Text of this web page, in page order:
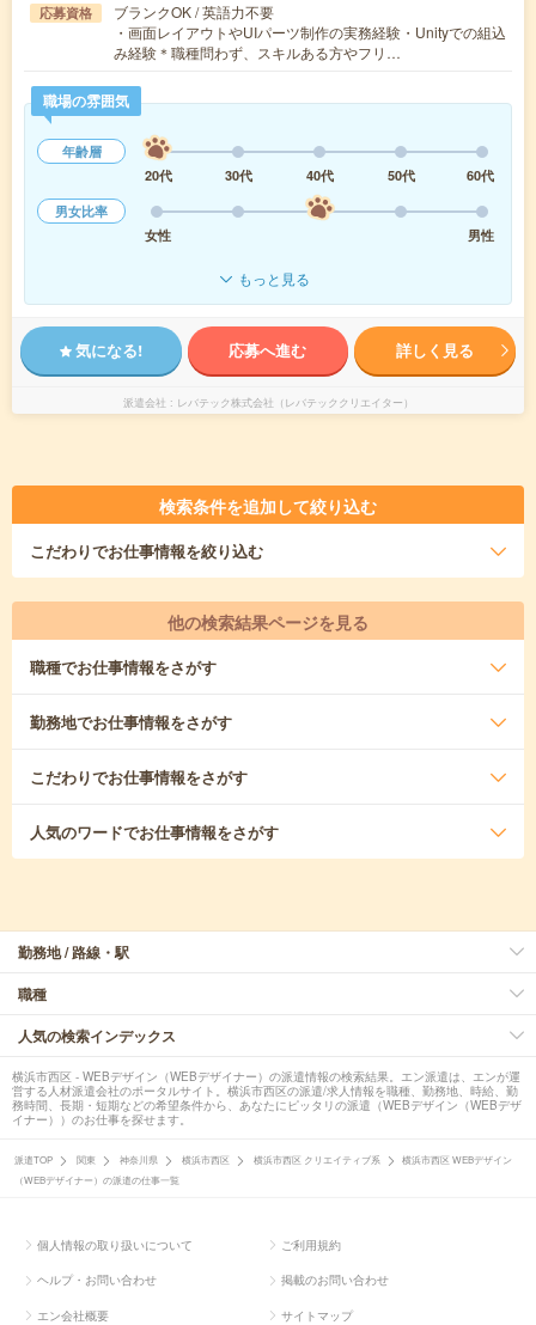
応募資格
ブランクOK / 英語力不要
・画面レイアウトやUIパーツ制作の実務経験・Unityでの組込
み経験＊職種問わず、スキルある方やフリ…
職場の雰囲気
年齢層
20代
30代 40代 50代
60代
男女比率
女性
男性
もっと見る
気になる! 応募へ進む 詳しく見る
派遣会社 レバテック株式会社（レバテッククリエイター）
検索条件を追加して絞り込む
こだわりでお仕事情報を絞り込む
他の検索結果ページを見る
職種でお仕事情報をさがす
勤務地でお仕事情報をさがす
こだわりでお仕事情報をさがす
人気のワードでお仕事情報をさがす
勤務地 / 路線・駅
職種
人気の検索インデックス
横浜市西区 - WEBデザイン（WEBデザイナー）の派遣情報の検索結果。エン派遣は、エンが運
営する人材派遣会社のポータルサイト。横浜市西区の派遣/求人情報を職種、勤務地、時給、勤
務時間、長期・短期などの希望条件から、あなたにピッタリの派遣（WEBデザイン（WEBデザ
イナー））のお仕事を探せます。
派遣TOP 関東 神奈川県 横浜市西区 横浜市西区 クリエイティブ系
横浜市西区 WEBデザイン
（WEBデザイナー）の派遣の仕事一覧
個人情報の取り扱いについて ご利用規約
ヘルプ・お問い合わせ 掲載のお問い合わせ
エン会社概要 サイトマップ